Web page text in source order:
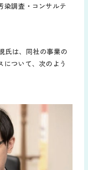
染調査・コンサルテ
氏は、同社の事業の
について、次のよう